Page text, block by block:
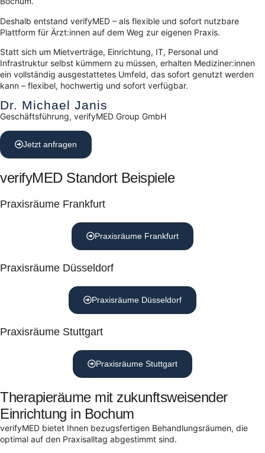
Deshalb entstand verifyMED – als flexible und sofort nutzbare
Plattform für Ärzt:innen auf dem Weg zur eigenen Praxis.
Statt sich um Mietverträge, Einrichtung, IT, Personal und
Infrastruktur selbst kümmern zu müssen, erhalten Mediziner:innen
ein vollständig ausgestattetes Umfeld, das sofort genutzt werden
kann – flexibel, hochwertig und sofort verfügbar.
Dr. Michael Janis
Geschäftsführung, verifyMED Group GmbH
Jetzt anfragen
verifyMED Standort Beispiele
Praxisräume Frankfurt
Praxisräume Frankfurt
Praxisräume Düsseldorf
Praxisräume Düsseldorf
Praxisräume Stuttgart
Praxisräume Stuttgart
Therapieräume mit zukunftsweisender
Einrichtung in Bochum
verifyMED bietet Ihnen bezugsfertigen Behandlungsräumen, die
optimal auf den Praxisalltag abgestimmt sind.